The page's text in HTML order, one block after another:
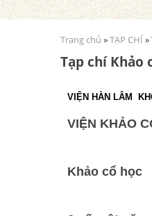
Bạn đang ở
Trang chủ »TẠP CHÍ»
Tạp chí Khảo
VIỆN HÀN LÂM
VIỆN KHẢO
Khảo cổ học